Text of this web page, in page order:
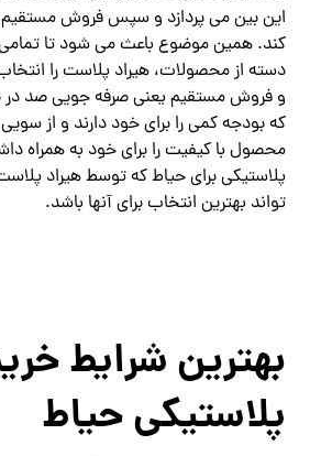
این بین می پردازد و سپس فروش مستقیم
کند. همین موضوع باعث می شود تا تمامی
دسته از محصولات، هیراد پلاست را
و فروش مستقیم یعنی صرفه جویی صد در
که بودجه کمی را برای خود دارند و از
محصول با کیفیت را برای خود به همراه
پلاستیکی برای حیاط که توسط هیراد
تواند بهترین انتخاب برای آنها باشد.
بهترین شرایط
پلاستیکی حیاط